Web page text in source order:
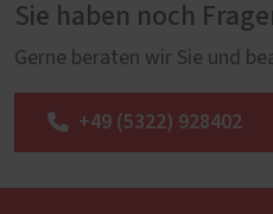
Sie haben noch
Gerne beraten wir Sie und
+49 (5322) 928402